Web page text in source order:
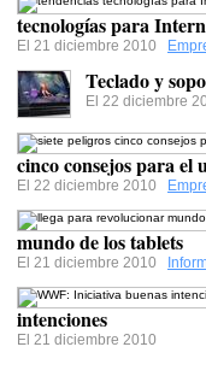
tecnologías para
El 21 diciembre 2010
Teclado y
El 22 diciembre
cinco consejos para el
El 22 diciembre 2010
mundo de los tablets
El 21 diciembre 2010
intenciones
El 21 diciembre 2010